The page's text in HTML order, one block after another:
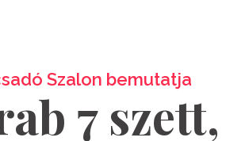
Szalon bemutatja
7 szett,